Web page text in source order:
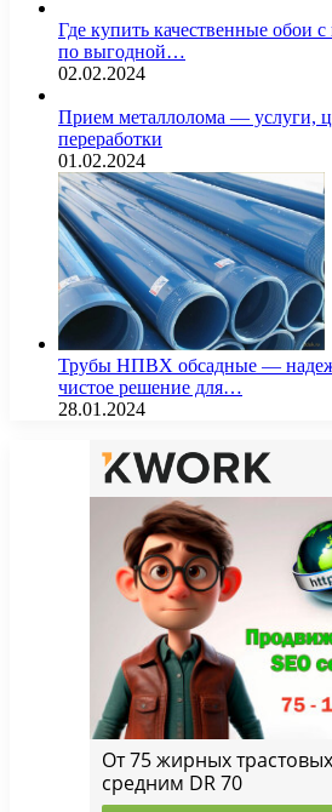
Где купить качественные обои
по выгодной…
02.02.2024
Прием металлолома — услуги,
переработки
01.02.2024
Трубы НПВХ обсадные —
чистое решение для…
28.01.2024